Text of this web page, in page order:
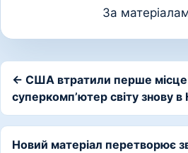
За
← США втратили перше
суперкомп’ютер світу знову в
Новий матеріал перетворює